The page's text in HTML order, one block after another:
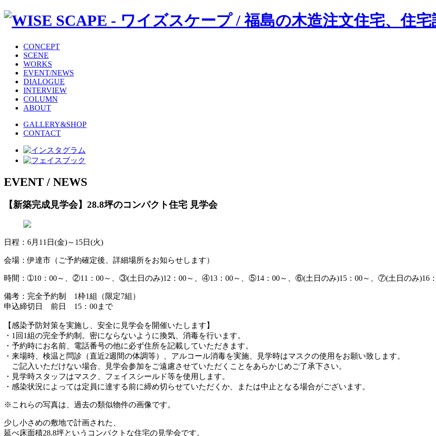
CONCEPT
SCENE
WORKS
EVENT/NEWS
DIALOGUE
INTERVIEW
COLUMN
ABOUT
GALLERY&SHOP
CONTACT
EVENT / NEWS
【新築完成見学会】28.8坪のコンパクト住宅 見学会
日程：6月11日(金)～15日(火)
会場：伊達市（ご予約確定後、詳細場所をお知らせします）
時間：➀10：00～、②11：00～、③(土日のみ)12：00～、④13：00～、⑤14：00～、⑥(土日のみ)15：00～、⑦(土日のみ)16
備考：完全予約制 1枠1組（限定7組）
申込締切日 前日 15：00まで
【感染予防対策を実施し、安全に見学会を開催いたします】
・1回1組の完全予約制。密にならないように換気、消毒を行います。
・予約時にお名前、電話番号の他に必ず住所を記載していただきます。
・来場時、検温と問診（直近2週間の体調等）、アルコール消毒を実施、見学時はマスクの使用をお願い致します。
ご記入いただけない場合、見学会参加をご遠慮させていただくことをあらかじめご了承下さい。
・見学時スタッフはマスク、フェイスシールド等を使用します。
・感染状況によっては定員に達する前に締め切らせていただくか、または中止となる場合がございます。
※これらの写真は、過去の類似物件の画像です。
少し小さめの敷地で計画された、
延べ床面積28.8坪というコンパクトな住宅の見学会です。